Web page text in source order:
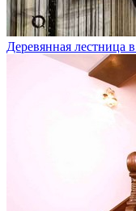
Деревянная лестница